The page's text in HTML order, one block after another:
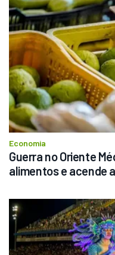
Economia
Guerra no Oriente
alimentos e acende